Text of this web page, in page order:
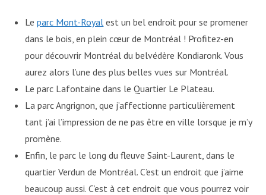
Leparc Mont-Royal est un bel endroit pour se promener
dans le bois, en plein cœur de Montréal ! Profitez-en
pour découvrir Montréal du belvédère Kondiaronk. Vous
aurez alors l’une des plus belles vues sur Montréal.
Le parc Lafontaine dans le Quartier Le Plateau.
La parc Angrignon, que j’affectionne particulièrement
tant j’ai l’impression de ne pas être en ville lorsque je m’y
promène.
Enfin, le parc le long du fleuve Saint-Laurent, dans le
quartier Verdun de Montréal. C’est un endroit que j’aime
beaucoup aussi. C’est à cet endroit que vous pourrez voir